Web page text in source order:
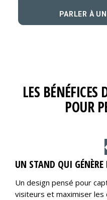
PARLER À
LES BÉNÉFICES
POUR
UN STAND QUI
Un design pensé pour
visiteurs et maximiser les